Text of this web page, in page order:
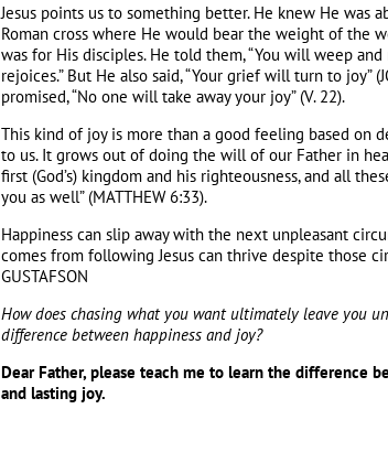
Jesus points us to something better. He knew He was
Roman cross where He would bear the weight of the
was for His disciples. He told them, “You will weep
rejoices.” But He also said, “Your grief will turn to joy”
promised, “No one will take away your joy” (V. 22).
This kind of joy is more than a good feeling based on
to us. It grows out of doing the will of our Father in
first (God’s) kingdom and his righteousness, and all
you as well” (MATTHEW 6:33).
Happiness can slip away with the next unpleasant
comes from following Jesus can thrive despite those
GUSTAFSON
How does chasing what you want ultimately leave you
difference between happiness and joy?
Dear Father, please teach me to learn the difference
and lasting joy.